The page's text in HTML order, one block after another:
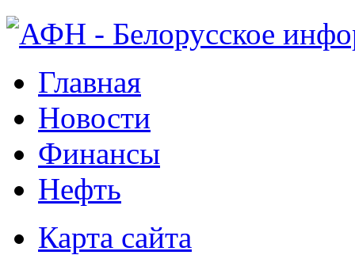
Главная
Новости
Финансы
Нефть
Карта сайта